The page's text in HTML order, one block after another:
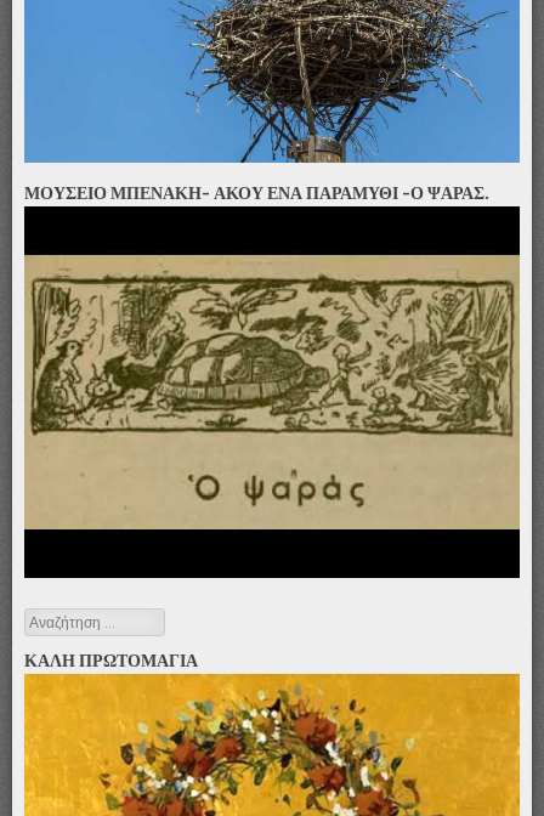
ΜΟΥΣΕΙΟ ΜΠΕΝΑΚΗ- ΑΚΟΥ ΕΝΑ ΠΑΡΑΜΥΘΙ -Ο ΨΑΡΑΣ.
Αναζήτηση
ΚΑΛΗ ΠΡΩΤΟΜΑΓΙΑ